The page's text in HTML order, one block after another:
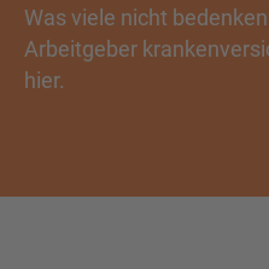
Was viele nicht
Arbeitgeber
hier.